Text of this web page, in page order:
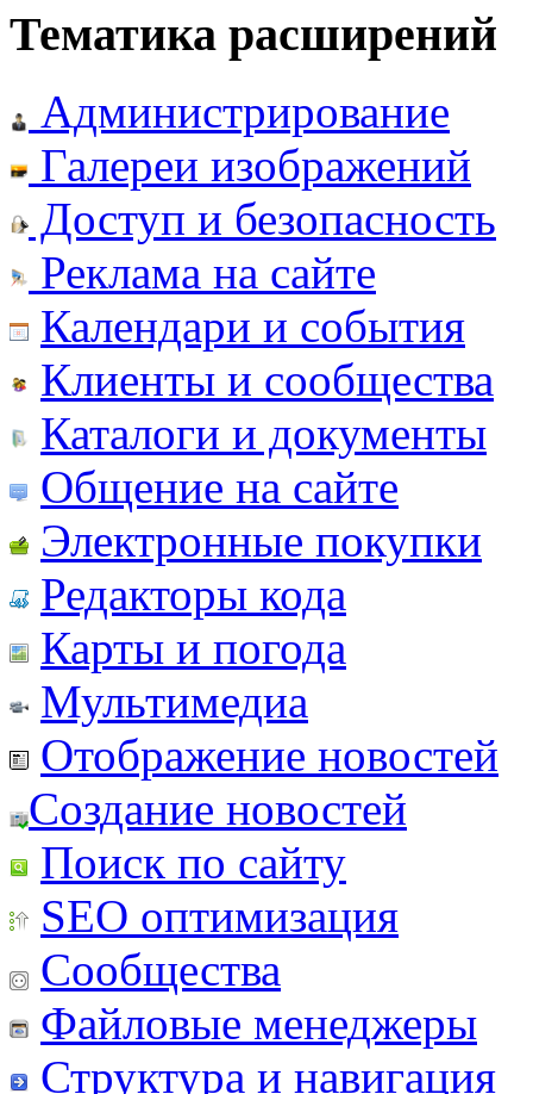
Тематика расширений
Администрирование
Галереи изображений
Доступ и безопасность
Реклама на сайте
Календари и события
Клиенты и сообщества
Каталоги и документы
Общение на сайте
Электронные покупки
Редакторы кода
Карты и погода
Мультимедиа
Отображение новостей
Создание новостей
Поиск по сайту
SEO оптимизация
Сообщества
Файловые менеджеры
Структура и навигация